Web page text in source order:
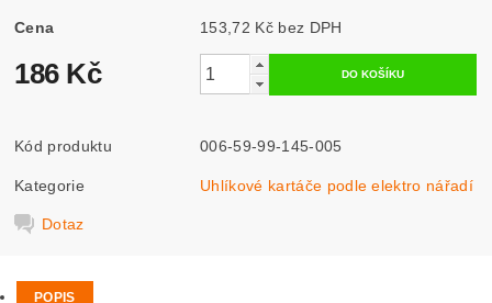
Cena 153,72 Kč bez DPH
186 Kč
Kód produktu 006-59-99-145-005
Kategorie Uhlíkové kartáče podle elektro nářadí
Dotaz
POPIS